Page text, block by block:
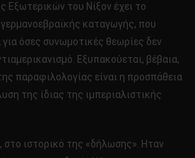
Εξωτερικών του Νίξον έχει το
καταγωγής, που
όσες συνωμοτικές θεωρίες δεν
Εξυπακούεται, βέβαια,
παραφιλολογίας είναι η προσπάθεια
της ίδιας της ιμπεριαλιστικής
ιστορικό της «δήλωσης». Ηταν